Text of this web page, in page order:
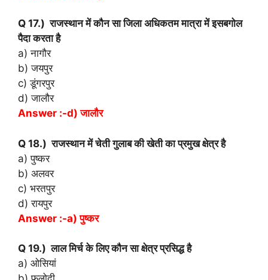
Q 17.) राजस्थान में कौन सा जिला अधिकतम मात्रा में इसबगोल
पैदा करता है
a) नागौर
b) जयपुर
c) डूंगरपुर
d) जालौर
Answer :-d) जालौर
Q 18.) राजस्थान में चेती गुलाब की खेती का प्रमुख क्षेत्र है
a) पुष्कर
b) अलवर
c) भरतपुर
d) रायपुर
Answer :-a) पुष्कर
Q 19.) लाल मिर्च के लिए कौन सा क्षेत्र प्रसिद्ध है
a) ओसियां